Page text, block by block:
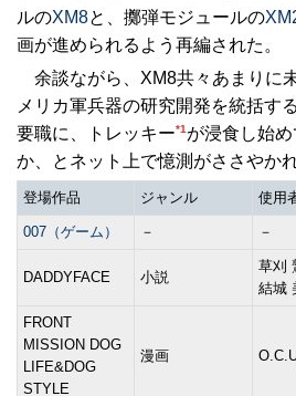
ルのXM8と、擲弾モジュールの
画が進められるよう再編された。
余談ながら、XM8共々あまりに
メリカ軍兵器の研究開発を統括する
要職に、トレッキー*1 が浸食し始
か、とネット上で憶測がささやか
登場作品 ジャンル 使用
007（ゲーム） － －
DADDYFACE 小説
草刈
結城
FRONT
MISSION DOG
LIFE&DOG
STYLE
漫画